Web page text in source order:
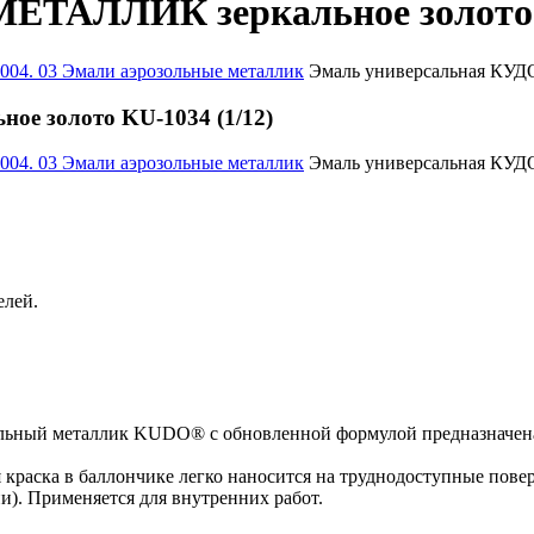
зеркальное золото
004. 03 Эмали аэрозольные металлик Эмаль универсальная
золото KU-1034 (1/12)
004. 03 Эмали аэрозольные металлик Эмаль универсальная
металлик KUDO® с обновленной формулой
в баллончике легко наносится на труднодоступные
Применяется для внутренних работ.